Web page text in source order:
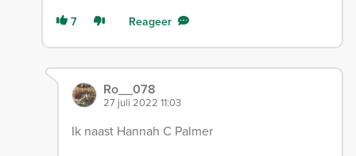
7 Reageer
Ro__078
27 juli 2022 11:03
Ik naast Hannah C Palmer